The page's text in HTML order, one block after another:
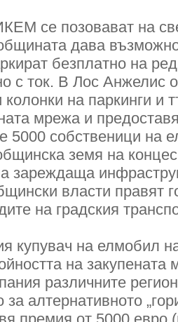
се позовават на
дава
безплатно на
с ток. В Лос Анжелис
на паркинги и
мрежа и
5000 собственици на
земя на
зареждаща
власти правят
на градския
купувач на елмобил
на
различните
алтернативното